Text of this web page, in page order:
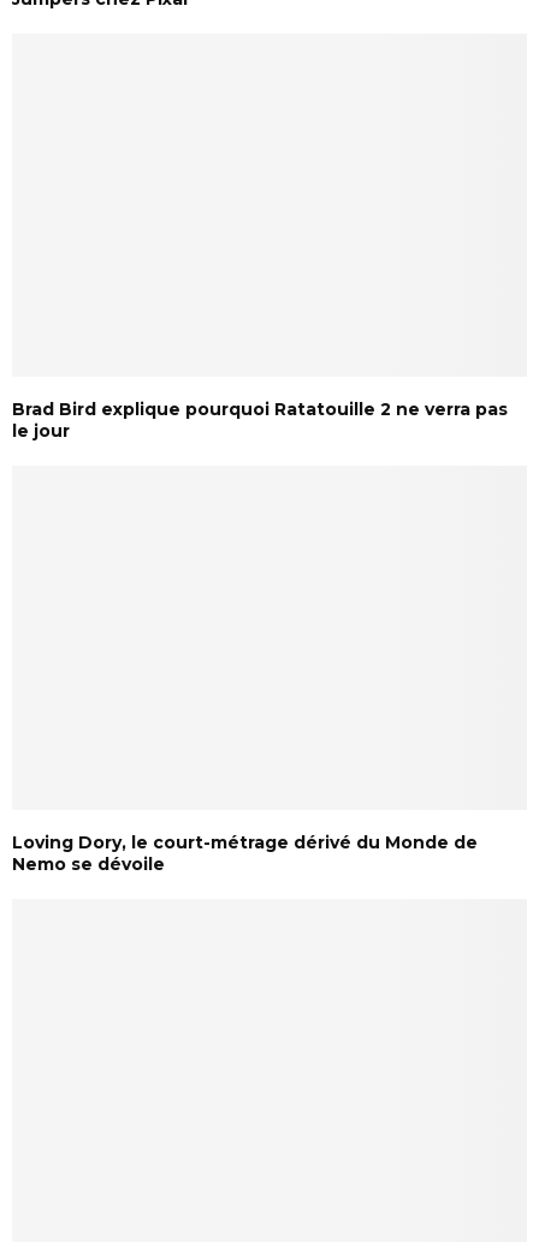
Brad Bird explique pourquoi Ratatouille 2 ne verra pas
le jour
Loving Dory, le court-métrage dérivé du Monde de
Nemo se dévoile